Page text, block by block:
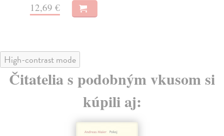
12,69 €
High-contrast mode
Čitatelia s podobným vkusom si
kúpili aj: